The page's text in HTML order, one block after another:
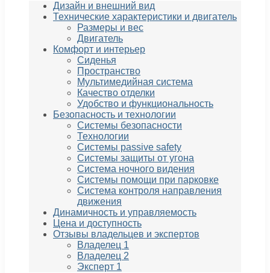
Дизайн и внешний вид
Технические характеристики и двигатель
Размеры и вес
Двигатель
Комфорт и интерьер
Сиденья
Пространство
Мультимедийная система
Качество отделки
Удобство и функциональность
Безопасность и технологии
Системы безопасности
Технологии
Системы passivе safety
Системы защиты от угона
Система ночного видения
Системы помощи при парковке
Система контроля направления
движения
Динамичность и управляемость
Цена и доступность
Отзывы владельцев и экспертов
Владелец 1
Владелец 2
Эксперт 1